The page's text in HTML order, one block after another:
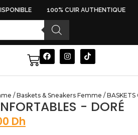
100% CUIR AUTHENTIQUE
/ Baskets & Sneakers Femme / BASKETS
- DORÉ
Dh